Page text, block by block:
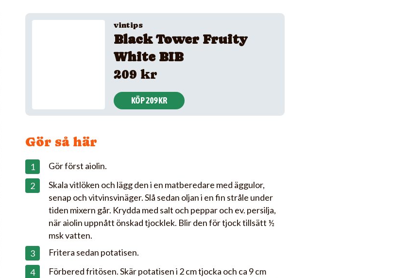
vintips
Black Tower Fruity
White BIB
209 kr
KÖP 209 KR
Gör så här
Gör först aiolin.
Skala vitlöken och lägg den i en matberedare med äggulor,
senap och vitvinsvinäger. Slå sedan oljan i en fin stråle under
tiden mixern går. Krydda med salt och peppar och ev. persilja,
när aiolin uppnått önskad tjocklek. Blir den för tjock tillsätt ½
msk vatten.
Fritera sedan potatisen.
Förbered fritösen. Skär potatisen i 2 cm tjocka och ca 9 cm